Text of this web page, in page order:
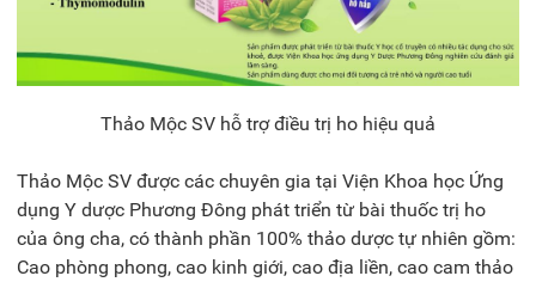
Thảo Mộc SV hỗ trợ điều trị ho hiệu quả
Thảo Mộc SV được các chuyên gia tại Viện Khoa học Ứng
dụng Y dược Phương Đông phát triển từ bài thuốc trị ho
của ông cha, có thành phần 100% thảo dược tự nhiên gồm:
Cao phòng phong, cao kinh giới, cao địa liền, cao cam thảo